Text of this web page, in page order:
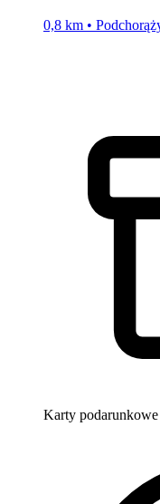
0,8 km •
Karty